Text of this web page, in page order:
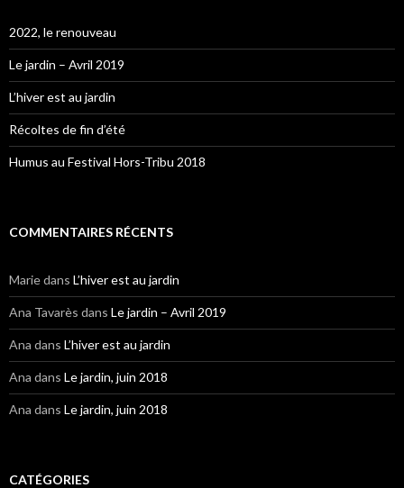
2022, le renouveau
Le jardin – Avril 2019
L’hiver est au jardin
Récoltes de fin d’été
Humus au Festival Hors-Tribu 2018
COMMENTAIRES RÉCENTS
Mariedans L’hiver est au jardin
Ana Tavarès dans Le jardin – Avril 2019
Ana dans L’hiver est au jardin
Ana dans Le jardin, juin 2018
Ana dans Le jardin, juin 2018
CATÉGORIES